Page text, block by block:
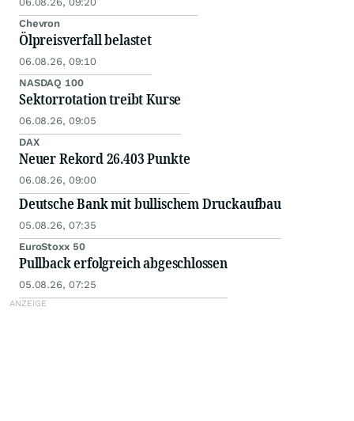
Chevron
Ölpreisverfall belastet
06.08.26, 09:10
NASDAQ 100
Sektorrotation treibt Kurse
06.08.26, 09:05
DAX
Neuer Rekord 26.403 Punkte
06.08.26, 09:00
Deutsche Bank mit bullischem Druckaufbau
05.08.26, 07:35
EuroStoxx 50
Pullback erfolgreich abgeschlossen
05.08.26, 07:25